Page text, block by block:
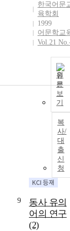
한국어문
육학회
1999
어문학교
Vol.21
원
문
보
기
복
사/
대
출
신
청
9
동사 유의
어의 연구
(2)